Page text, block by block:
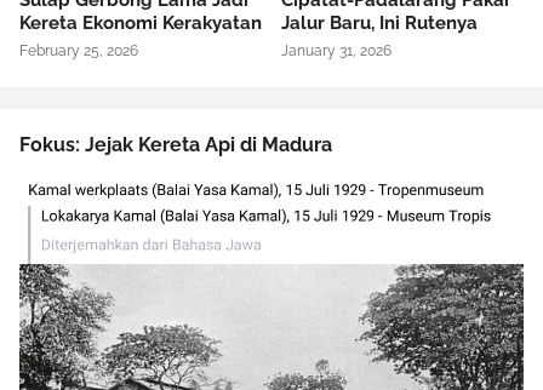
Kereta Ekonomi Kerakyatan
February 25, 2026
Jalur Baru, Ini Rutenya
January 31, 2026
Fokus: Jejak Kereta Api di Madura